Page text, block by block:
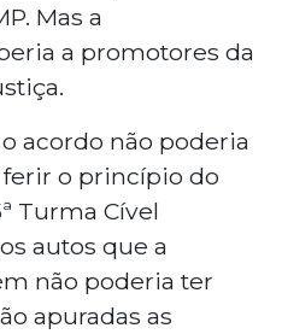
Mas a
a promotores da
acordo não poderia
o princípio do
Turma Cível
autos que a
não poderia ter
apuradas as